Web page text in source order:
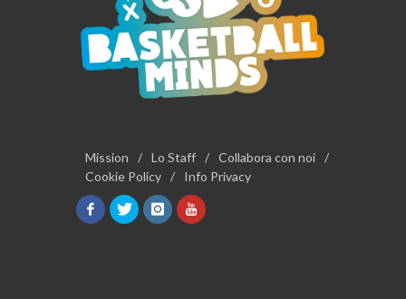
Mission / Lo Staff / Collabora con noi /
Cookie Policy / Info Privacy